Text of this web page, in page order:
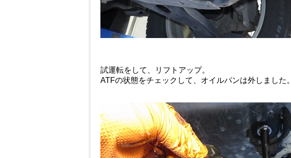
試運転をして、リフトアップ。
ATFの状態をチェックして、オイルパンは外しました。